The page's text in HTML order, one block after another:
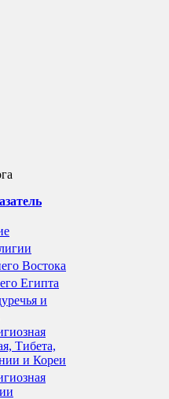
Востока
Египта
и
Тибета,
и Кореи